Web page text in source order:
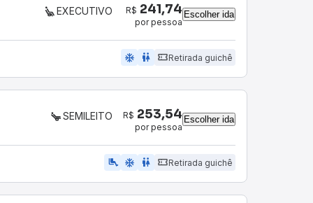
EXECUTIVO R$ 241,74
por pessoa
Escolher ida
ac_unit wc Retirada guichê
SEMILEITO R$ 253,54
por pessoa
Escolher ida
airline_seat_legroom_extra ac_unit WC Retirada guichê